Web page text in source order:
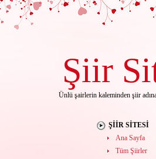
Şiir
Ünlü şairlerin kaleminden şiir
ŞIIR SITESI
Ana Sayfa
Tüm Şiirler